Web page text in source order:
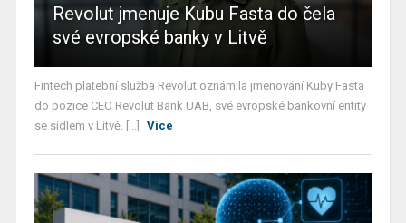
Revolut jmenuje Kubu Fasta do čela
své evropské banky v Litvě
Fintech platební služba Revolut oznámila jmenování Kuby Fasta
do pozice CEO Revolut Bank UAB, své evropské bankovní entity
se sídlem v Litvě. [...]
Více